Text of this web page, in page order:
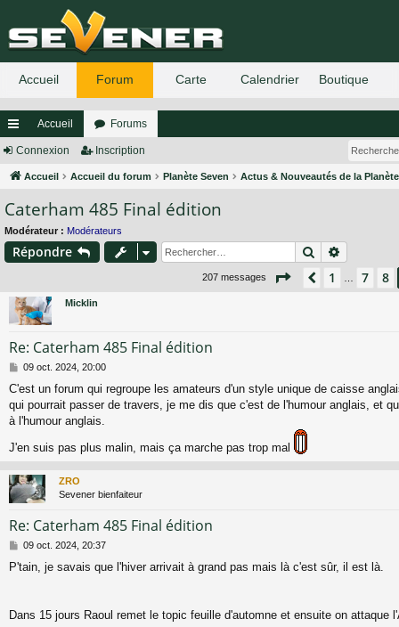
ac
co
ur
ci
Accueil Forums
Connexion Inscription
Accueil Accueil du forum Planète Seven Actus & Nouveautés de la
Caterham 485 Final édition
Modérateur : Modérateurs
Répondre Rechercher
207 messages Page 9sur 14
Précédent
1 7 8
Micklin
Re: Caterham 485 Final édition
M
s
s
a
e
09 oct. 2024, 20:00
C'est un forum qui regroupe les amateurs d'un style unique de caisse
qui pourrait passer de travers, je me dis que c'est de l'humour anglais, et
à l'humour anglais.
J'en suis pas plus malin, mais ça marche pas trop mal
ZRO
Sevener bienfaiteur
Re: Caterham 485 Final édition
M
s
g
09 oct. 2024, 20:37
P'tain, je savais que l'hiver arrivait à grand pas mais là c'est sûr, il est là.
Dans 15 jours Raoul remet le topic feuille d'automne et ensuite on attaque